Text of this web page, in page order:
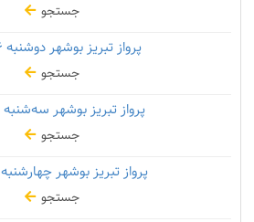
جستجو
پرواز تبریز بوشهر دوشنبه
جستجو
پرواز تبریز بوشهر سه‌شنبه
جستجو
پرواز تبریز بوشهر چهارشنبه
جستجو